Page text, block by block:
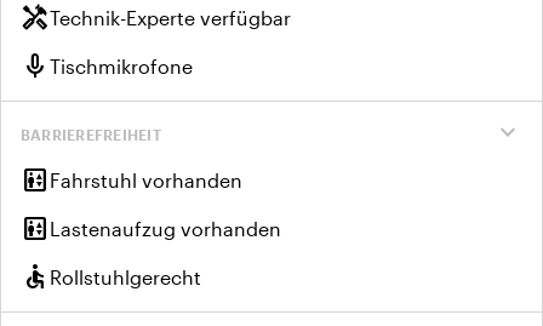
handymanTechnik-Experte verfügbar
mic Tischmikrofone
expand_more
BARRIEREFREIHEIT
elevator Fahrstuhl vorhanden
elevator Lastenaufzug vorhanden
accessible Rollstuhlgerecht